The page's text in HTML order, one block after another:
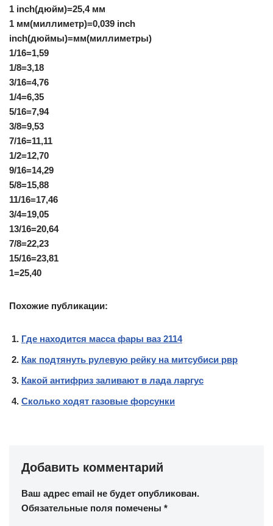
1 inch(дюйм)=25,4 мм
1 мм(миллиметр)=0,039 inch
inch(дюймы)=мм(миллиметры)
1/16=1,59
1/8=3,18
3/16=4,76
1/4=6,35
5/16=7,94
3/8=9,53
7/16=11,11
1/2=12,70
9/16=14,29
5/8=15,88
11/16=17,46
3/4=19,05
13/16=20,64
7/8=22,23
15/16=23,81
1=25,40
Похожие публикации:
Где находится масса фары ваз 2114
Как подтянуть рулевую рейку на митсубиси рвр
Какой антифриз заливают в лада ларгус
Сколько ходят газовые форсунки
Добавить комментарий
Ваш адрес email не будет опубликован.
Обязательные поля помечены *